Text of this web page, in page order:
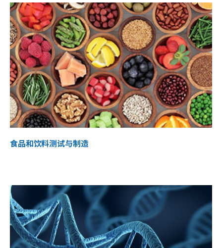
食品和饮料测试与制造